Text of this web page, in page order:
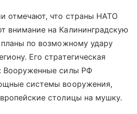
отмечают, что страны НАТО
внимание на Калининградскую
планы по возможному удару
Его стратегическая
Вооруженные силы РФ
системы вооружения,
столицы на мушку.